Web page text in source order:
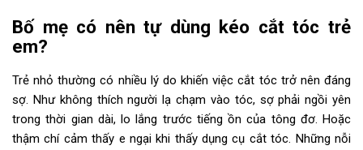
Bố mẹ có nên tự dùng kéo cắt tóc trẻ
em?
Trẻ nhỏ thường có nhiều lý do khiến việc cắt tóc trở nên đáng
sợ. Như không thích người lạ chạm vào tóc, sợ phải ngồi yên
trong thời gian dài, lo lắng trước tiếng ồn của tông đơ. Hoặc
thậm chí cảm thấy e ngại khi thấy dụng cụ cắt tóc. Những nỗi